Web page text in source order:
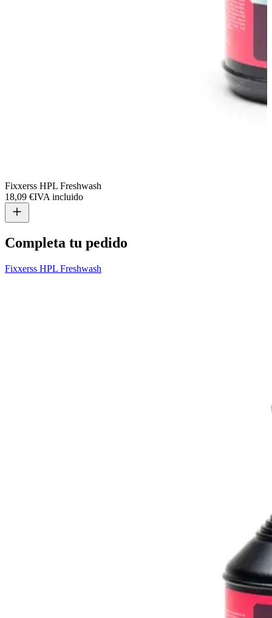
Fixxerss HPL Freshwash
18,09 €IVA incluido
Completa tu pedido
Fixxerss HPL Freshwash